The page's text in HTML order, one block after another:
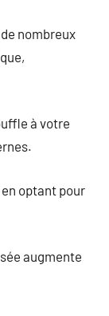
nombreux
à votre
optant pour
augmente